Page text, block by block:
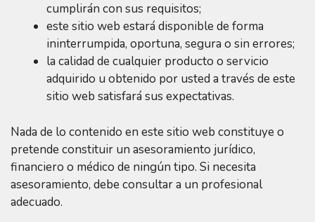
cumplirán con sus requisitos;
este sitio web estará disponible de forma
ininterrumpida, oportuna, segura o sin errores;
la calidad de cualquier producto o servicio
adquirido u obtenido por usted a través de este
sitio web satisfará sus expectativas.
Nada de lo contenido en este sitio web constituye o
pretende constituir un asesoramiento jurídico,
financiero o médico de ningún tipo. Si necesita
asesoramiento, debe consultar a un profesional
adecuado.